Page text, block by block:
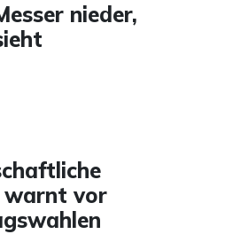
nieder,
warnt vor